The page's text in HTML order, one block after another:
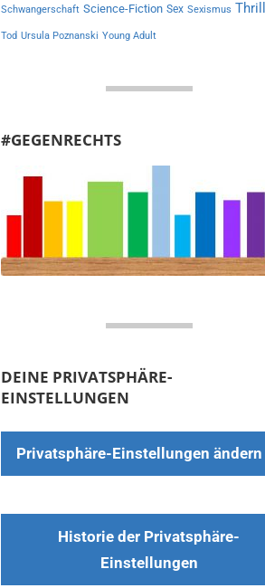
Schwangerschaft Science-Fiction Sex Sexismus
Tod Ursula Poznanski Young Adult
#GEGENRECHTS
DEINE PRIVATSPHÄRE-
EINSTELLUNGEN
Privatsphäre-Einstellungen ändern
Historie der Privatsphäre-
Einstellungen